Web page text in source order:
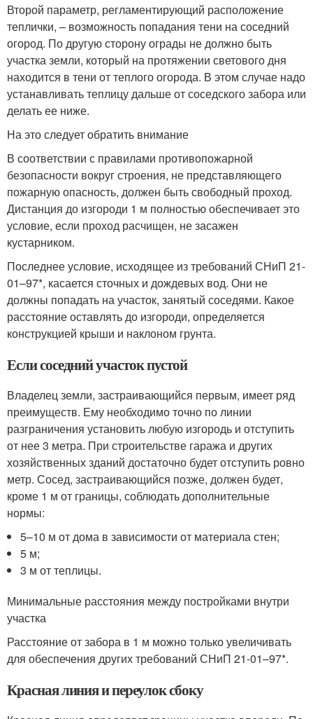
Второй параметр, регламентирующий расположение
теплички, – возможность попадания тени на соседний
огород. По другую сторону ограды не должно быть
участка земли, который на протяжении светового дня
находится в тени от теплого огорода. В этом случае надо
устанавливать теплицу дальше от соседского забора или
делать ее ниже.
На это следует обратить внимание
В соответствии с правилами противопожарной
безопасности вокруг строения, не представляющего
пожарную опасность, должен быть свободный проход.
Дистанция до изгороди 1 м полностью обеспечивает это
условие, если проход расчищен, не засажен
кустарником.
Последнее условие, исходящее из требований СНиП 21-
01–97*, касается сточных и дождевых вод. Они не
должны попадать на участок, занятый соседями. Какое
расстояние оставлять до изгороди, определяется
конструкцией крыши и наклоном грунта.
Если соседний участок пустой
Владелец земли, застраивающийся первым, имеет ряд
преимуществ. Ему необходимо точно по линии
разграничения установить любую изгородь и отступить
от нее 3 метра. При строительстве гаража и других
хозяйственных зданий достаточно будет отступить ровно
метр. Сосед, застраивающийся позже, должен будет,
кроме 1 м от границы, соблюдать дополнительные
нормы:
5–10 м от дома в зависимости от материала стен;
5 м;
3 м от теплицы.
Минимальные расстояния между постройками внутри
участка
Расстояние от забора в 1 м можно только увеличивать
для обеспечения других требований СНиП 21-01–97*.
Красная линия и переулок сбоку